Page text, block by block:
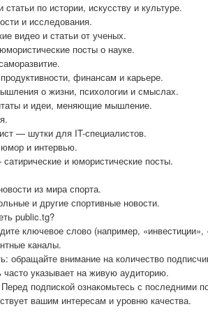
по истории, искусству и культуре.
и исследования.
видео и статьи от ученых.
посты о науке.
финансам и карьере.
о жизни, психологии и смыслах.
и идеи, меняющие мышление.
— шутки для IT-специалистов.
и интервью.
и юмористические посты.
из мира спорта.
и другие спортивные новости.
public.tg?
ключевое слово (например, «инвестиции»,
каналы.
обращайте внимание на количество
часто указывает на живую аудиторию.
подпиской ознакомьтесь с последними
вашим интересам и уровню качества.